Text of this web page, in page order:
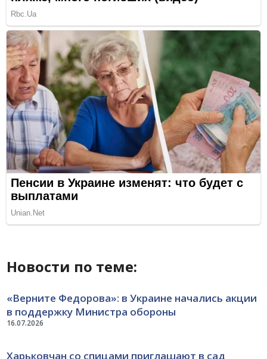
Новости по теме:
16.07.2026
«Верните Федорова»: в Украине начались акции
в поддержку Министра обороны
Харьковчан со спицами приглашают в сад